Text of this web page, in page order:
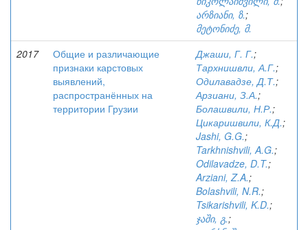
არზიანი, ზ.;
მეტონიძე, მ.
2017
Общие и различающие
признаки карстовых
выявлений,
распространённых на
территории Грузии
Джаши, Г. Г.;
Тархнишвли, А.Г.;
Одилавадзе, Д.Т.;
Арзиани, З.А.;
Болашвили, Н.Р.;
Цикаришвили, К.Д.;
Jashi, G.G.;
Tarkhnishvili, A.G.;
Odilavadze, D.T.;
Arziani, Z.A.;
Bolashvili, N.R.;
Tsikarishvili, K.D.;
ჯაში, გ.;